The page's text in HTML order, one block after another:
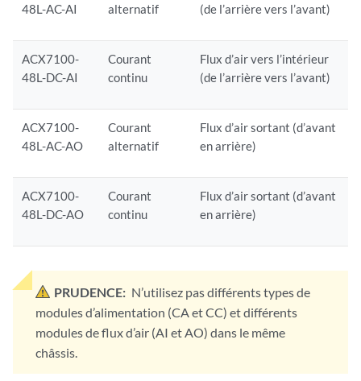
48L-AC-AI
alternatif
(de l’arrière vers l’avant)
ACX7100-
48L-DC-AI
Courant
continu
Flux d’air vers l’intérieur
(de l’arrière vers l’avant)
ACX7100-
48L-AC-AO
Courant
alternatif
Flux d’air sortant (d’avant
en arrière)
ACX7100-
48L-DC-AO
Courant
continu
Flux d’air sortant (d’avant
en arrière)
PRUDENCE: N’utilisez pas différents types de
modules d’alimentation (CA et CC) et différents
modules de flux d’air (AI et AO) dans le même
châssis.